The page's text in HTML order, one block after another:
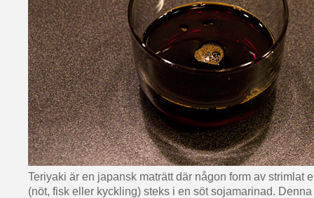
Teriyaki är en japansk maträtt där någon form av strimlat
(nöt, fisk eller kyckling) steks i en söt sojamarinad.